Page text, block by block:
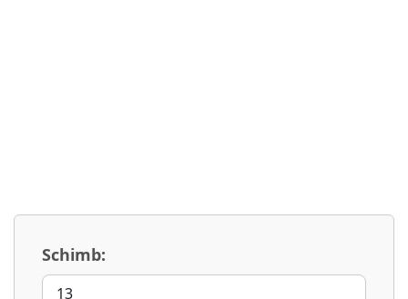
Schimb: